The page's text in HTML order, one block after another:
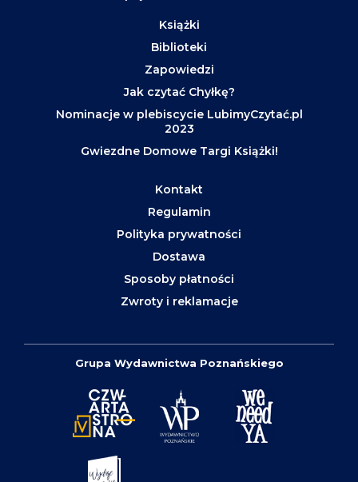
Książki
Biblioteki
Zapowiedzi
Jak czytać Chyłkę?
Nominacje w plebiscycie LubimyCzytać.pl
2023
Gwiezdne Domowe Targi Książki!
Kontakt
Regulamin
Polityka prywatności
Dostawa
Sposoby płatności
Zwroty i reklamacje
Grupa Wydawnictwa Poznańskiego